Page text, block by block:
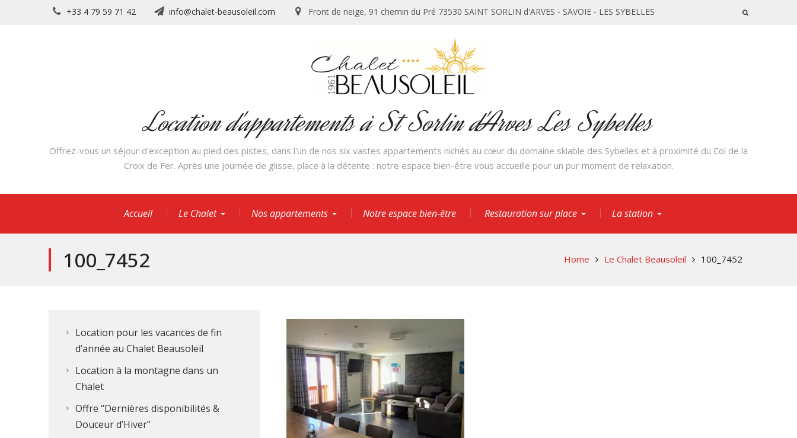
+33 4 79 59 71 42 info@chalet-beausoleil.com Front de neige, 91 chemin du Pré 73530 SAINT SORLIN d'ARVES - SAVOIE - LES SYBELLES
Location d'appartements à St Sorlin d'Arves Les Sybelles
Offrez-vous un séjour d'exception au pied des pistes, dans l'un de nos six vastes appartements nichés au cœur du domaine skiable des Sybelles et à proximité du Col de la
Croix de Fer. Après une journée de glisse, place à la détente : notre espace bien-être vous accueille pour un pur moment de relaxation.
Accueil Le Chalet Nos appartements Notre espace bien-être ️ Restauration sur place La station
100_7452 Home Le Chalet Beausoleil 100_7452
Location pour les vacances de fin
d’année au Chalet Beausoleil
Location à la montagne dans un
Chalet
Offre “Dernières disponibilités &
Douceur d’Hiver”